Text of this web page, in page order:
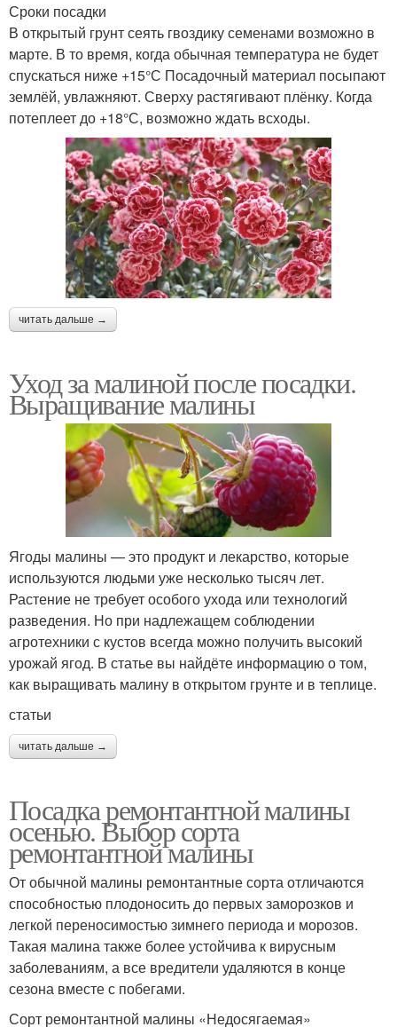
Сроки посадки
В открытый грунт сеять гвоздику семенами возможно в
марте. В то время, когда обычная температура не будет
спускаться ниже +15°С Посадочный материал посыпают
землёй, увлажняют. Сверху растягивают плёнку. Когда
потеплеет до +18°С, возможно ждать всходы.
читать дальше →
Уход за малиной после посадки.
Выращивание малины
Ягоды малины — это продукт и лекарство, которые
используются людьми уже несколько тысяч лет.
Растение не требует особого ухода или технологий
разведения. Но при надлежащем соблюдении
агротехники с кустов всегда можно получить высокий
урожай ягод. В статье вы найдёте информацию о том,
как выращивать малину в открытом грунте и в теплице.
статьи
читать дальше →
Посадка ремонтантной малины
осенью. Выбор сорта
ремонтантной малины
От обычной малины ремонтантные сорта отличаются
способностью плодоносить до первых заморозков и
легкой переносимостью зимнего периода и морозов.
Такая малина также более устойчива к вирусным
заболеваниям, а все вредители удаляются в конце
сезона вместе с побегами.
Сорт ремонтантной малины «Недосягаемая»